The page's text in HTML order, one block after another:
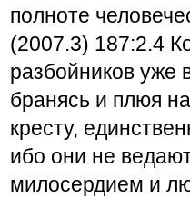
полноте
(2007.3) 187:2.4
разбойников уже
бранясь и плюя
кресту,
ибо они не
милосердием и